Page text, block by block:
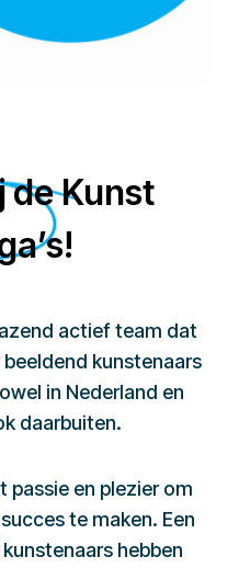
de Kunst
actief team dat
kunstenaars
in Nederland en
daarbuiten.
passie en plezier om
te maken. Een
hebben